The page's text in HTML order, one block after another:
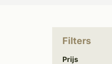
Filters
Prijs